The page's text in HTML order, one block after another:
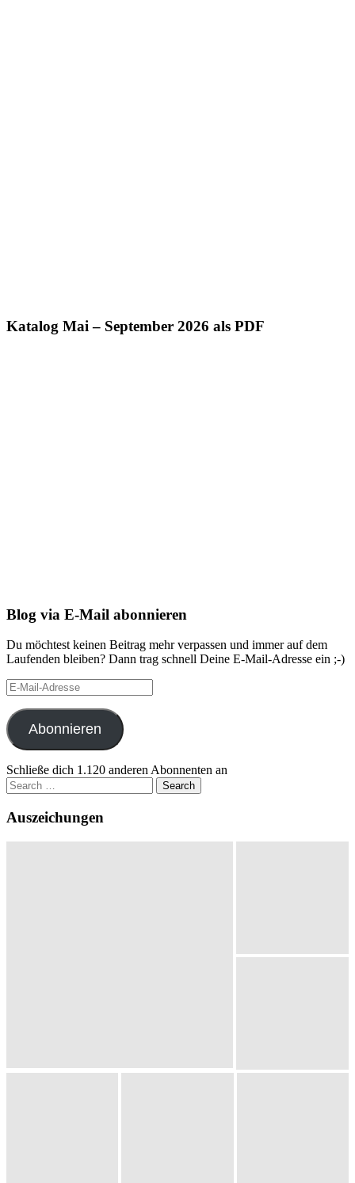
Katalog Mai – September 2026 als PDF
Blog via E-Mail abonnieren
Du möchtest keinen Beitrag mehr verpassen und immer auf dem
Laufenden bleiben? Dann trag schnell Deine E-Mail-Adresse ein ;-)
E-
Mail-
Adresse
Abonnieren
Schließe dich 1.120 anderen Abonnenten an
Search
for:
Auszeichungen